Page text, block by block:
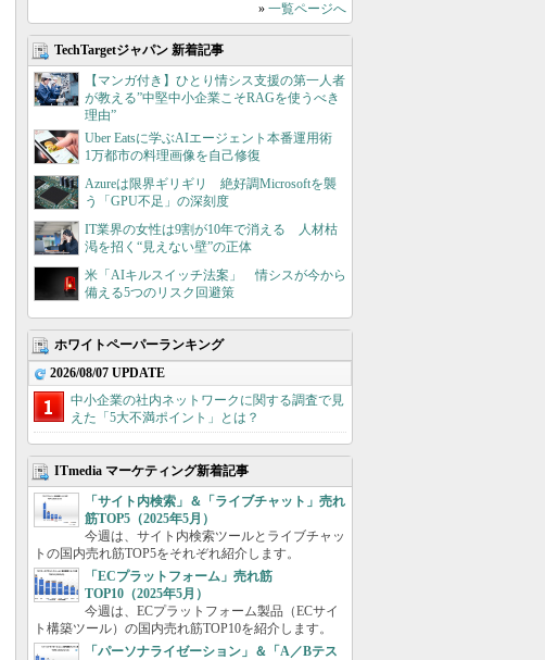
» 一覧ページへ
TechTargetジャパン 新着記事
【マンガ付き】ひとり情シス支援の第一人者
が教える”中堅中小企業こそRAGを使うべき
理由”
Uber Eatsに学ぶAIエージェント本番運用術
1万都市の料理画像を自己修復
Azureは限界ギリギリ 絶好調Microsoftを襲
う「GPU不足」の深刻度
IT業界の女性は9割が10年で消える 人材枯
渇を招く“見えない壁”の正体
米「AIキルスイッチ法案」 情シスが今から
備える5つのリスク回避策
ホワイトペーパーランキング
2026/08/07 UPDATE
中小企業の社内ネットワークに関する調査で見
えた「5大不満ポイント」とは？
ITmedia マーケティング新着記事
「サイト内検索」＆「ライブチャット」売れ
筋TOP5（2025年5月）
今週は、サイト内検索ツールとライブチャッ
トの国内売れ筋TOP5をそれぞれ紹介します。
「ECプラットフォーム」売れ筋
TOP10（2025年5月）
今週は、ECプラットフォーム製品（ECサイ
ト構築ツール）の国内売れ筋TOP10を紹介します。
「パーソナライゼーション」＆「A／Bテス